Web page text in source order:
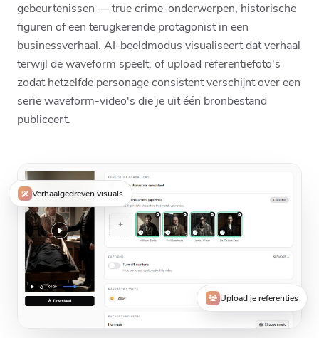
gebeurtenissen — true crime-onderwerpen, historische
figuren of een terugkerende protagonist in een
businessverhaal. AI-beeldmodus visualiseert dat verhaal
terwijl de waveform speelt, of upload referentiefoto's
zodat hetzelfde personage consistent verschijnt over een
serie waveform-video's die je uit één bronbestand
publiceert.
Verhaalgedreven visuals
Upload je referenties